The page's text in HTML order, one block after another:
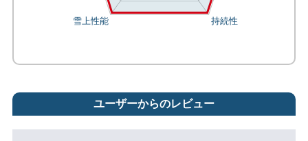
ユーザーからのレビュー